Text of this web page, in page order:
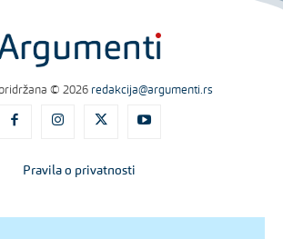
© 2026 redakcija@argumenti.rs
Pravila o privatnosti